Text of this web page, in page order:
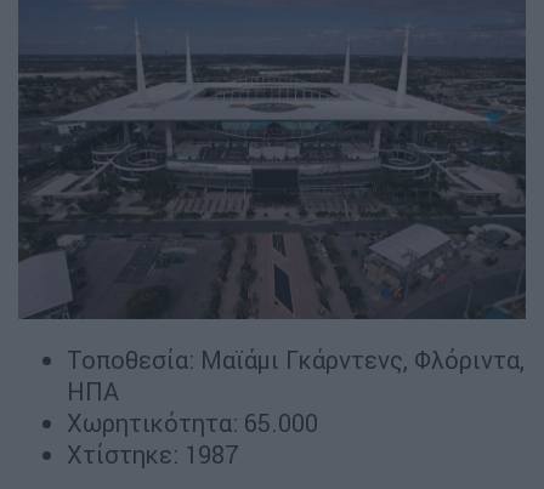
Τοποθεσία: Μαϊάμι Γκάρντενς, Φλόριντα,
ΗΠΑ
Χωρητικότητα: 65.000
Χτίστηκε: 1987